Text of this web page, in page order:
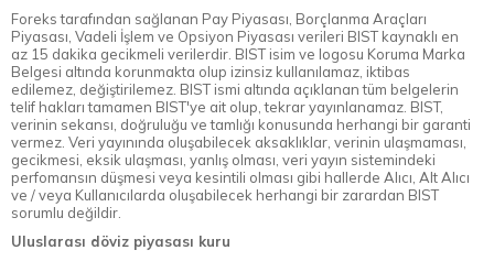
Foreks tarafından sağlanan Pay Piyasası, Borçlanma Araçları
Piyasası, Vadeli İşlem ve Opsiyon Piyasası verileri BIST kaynaklı en
az 15 dakika gecikmeli verilerdir. BIST isim ve logosu Koruma Marka
Belgesi altında korunmakta olup izinsiz kullanılamaz, iktibas
edilemez, değiştirilemez. BIST ismi altında açıklanan tüm belgelerin
telif hakları tamamen BIST'ye ait olup, tekrar yayınlanamaz. BIST,
verinin sekansı, doğruluğu ve tamlığı konusunda herhangi bir garanti
vermez. Veri yayınında oluşabilecek aksaklıklar, verinin ulaşmaması,
gecikmesi, eksik ulaşması, yanlış olması, veri yayın sistemindeki
perfomansın düşmesi veya kesintili olması gibi hallerde Alıcı, Alt Alıcı
ve / veya Kullanıcılarda oluşabilecek herhangi bir zarardan BIST
sorumlu değildir.
Uluslarası döviz piyasası kuru